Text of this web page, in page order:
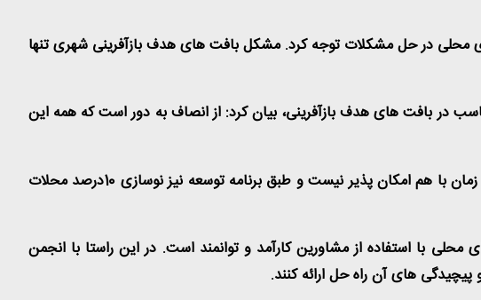
محلی در حل مشکلات توجه کرد. مشکل بافت های هدف بازآفرینی شهری تنها
در بافت های هدف بازآفرینی، بیان کرد: از انصاف به دور است که همه این
پژمان گفت: گام اول در حوزه نوسازی بافت ها این است که محلات اولویت بندی شوند چرا که بازآفرینی 2700 محله هم زمان با هم امکان پذیر نیست و طبق برنامه توسعه نیز نوسازی 10درصد محلات
با استفاده از مشاورین کارآمد و توانمند است. در این راستا با انجمن
های آن راه حل ارائه کنند.